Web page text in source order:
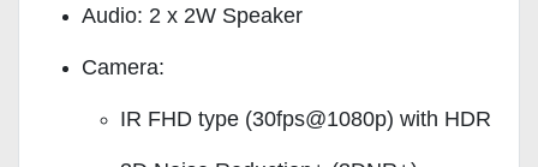
Audio: 2 x 2W Speaker
Camera:
IR FHD type (30fps@1080p) with HDR